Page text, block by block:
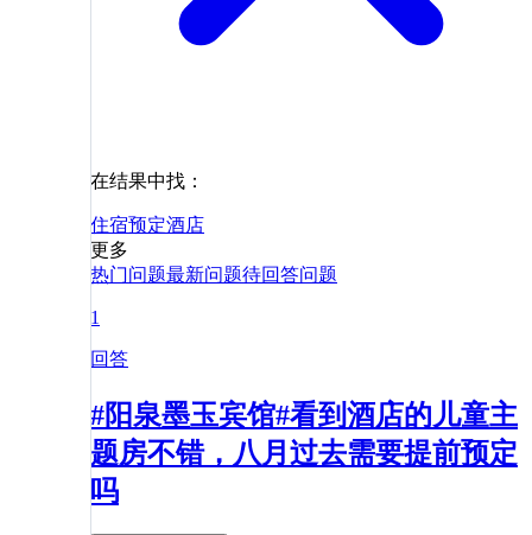
在结果中找：
住宿预定酒店
更多
热门问题最新问题待回答问题
1
回答
#阳泉墨玉宾馆#看到酒店的儿童主
题房不错，八月过去需要提前预定
吗